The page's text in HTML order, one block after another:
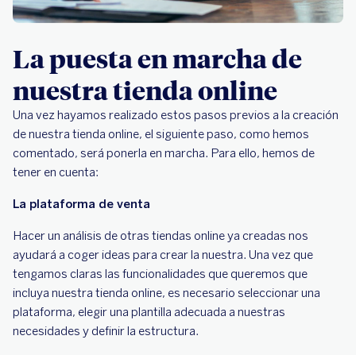
La puesta en marcha de
nuestra tienda online
Una vez hayamos realizado estos pasos previos a la creación
de nuestra tienda online, el siguiente paso, como hemos
comentado, será ponerla en marcha. Para ello, hemos de
tener en cuenta:
La plataforma de venta
Hacer un análisis de otras tiendas online ya creadas nos
ayudará a coger ideas para crear la nuestra. Una vez que
tengamos claras las funcionalidades que queremos que
incluya nuestra tienda online, es necesario seleccionar una
plataforma, elegir una plantilla adecuada a nuestras
necesidades y definir la estructura.